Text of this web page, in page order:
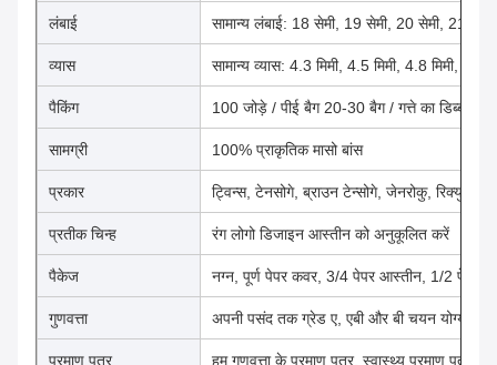
लंबाई सामान्य लंबाई: 18 सेमी, 19 सेमी, 20 सेमी, 21
व्यास सामान्य व्यास: 4.3 मिमी, 4.5 मिमी, 4.8 मिमी, 5.0
पैकिंग 100 जोड़े / पीई बैग 20-30 बैग / गत्ते का डिब्बा।
सामग्री 100% प्राकृतिक मासो बांस
प्रकार ट्विन्स, टेनसोगे, ब्राउन टेन्सोगे, जेनरोकु, रिक्यु,
प्रतीक चिन्ह रंग लोगो डिजाइन आस्तीन को अनुकूलित करें
पैकेज नग्न, पूर्ण पेपर कवर, 3/4 पेपर आस्तीन, 1/2 पेपर
गुणवत्ता अपनी पसंद तक ग्रेड ए, एबी और बी चयन योग्य हैं।
प्रमाण पत्र
हम गुणवत्ता के प्रमाण पत्र, स्वास्थ्य प्रमाण पत्र,